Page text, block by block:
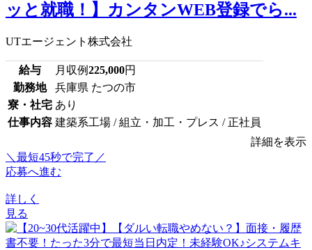
ッと就職！】カンタンWEB登録でら...
UTエージェント株式会社
給与 月収例225,000円
勤務地
兵庫県 たつの市
寮・社宅 あり
仕事内容 建築系工場 / 組立・加工・プレス / 正社員
詳細を表示
＼最短45秒で完了／
応募へ進む
詳しく
見る